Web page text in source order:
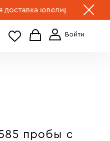
ювелирных изделий по
+7 (499) 519-00-00
пробы с